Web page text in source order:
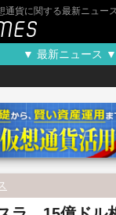
通貨に関する最新ニュー
▼ 最新ニュース ▼